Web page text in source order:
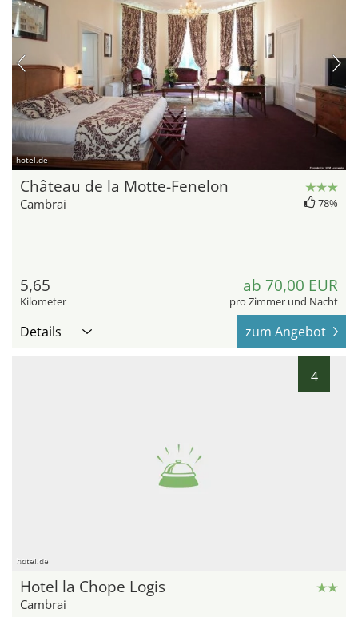
hotel.de
Château de la Motte-Fenelon
Cambrai 78%
5,65
Kilometer
ab 70,00 EUR
pro Zimmer und Nacht
Details zum Angebot
4
hotel.de
Hotel la Chope Logis
Cambrai